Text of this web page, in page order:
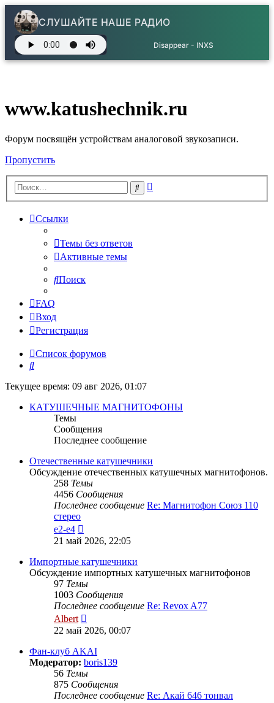
СЛУШАЙТЕ НАШЕ РАДИО
Disappear - INXS
www.katushechnik.ru
Форум посвящён устройствам аналоговой звукозаписи.
Пропустить
Поиск
Ссылки
Темы без ответов
Активные темы
Поиск
FAQ
Вход
Регистрация
Список форумов
Поиск
Текущее время: 09 авг 2026, 01:07
КАТУШЕЧНЫЕ МАГНИТОФОНЫ
Темы
Сообщения
Последнее сообщение
Отечественные катушечники
Обсуждение отечественных катушечных магнитофонов.
258 Темы
4456 Сообщения
Последнее сообщение Re: Магнитофон Союз 110
стерео
e2-e4
к
сообщению
21 май 2026, 22:05
Импортные катушечники
Обсуждение импортных катушечных магнитофонов
97 Темы
1003 Сообщения
Последнее сообщение Re: Revox A77
Albert
к
сообщению
22 май 2026, 00:07
Фан-клуб AKAI
Модератор: boris139
56 Темы
875 Сообщения
Последнее сообщение Re: Акай 646 тонвал